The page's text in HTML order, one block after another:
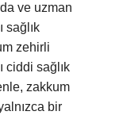
ve uzman
sağlık
zehirli
ciddi sağlık
zakkum
bir